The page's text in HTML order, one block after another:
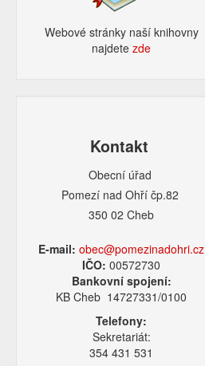
Webové stránky naší knihovny
najdetezde​
Kontakt
Obecní úřad
Pomezí nad Ohří čp.82
350 02 Cheb
E-mail: obec@pomezinadohri.cz
IČO:00572730
Bankovní spojení:
KB Cheb 14727331/0100
Telefony:
Sekretariát:
354 431 531